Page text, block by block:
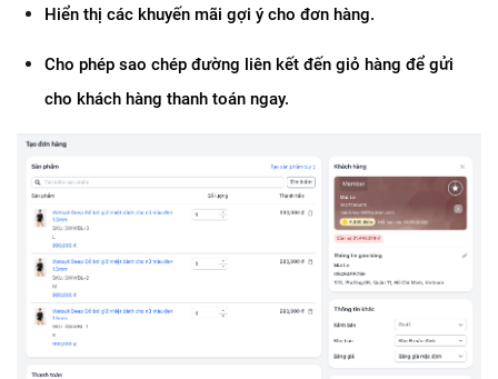
Hiển thị các khuyến mãi gợi ý cho đơn hàng.
Cho phép sao chép đường liên kết đến giỏ hàng để gửi
cho khách hàng thanh toán ngay.